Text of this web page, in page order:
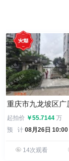
起拍价 ￥55.7144 万
预 计 08月26日 10:00
14次观看